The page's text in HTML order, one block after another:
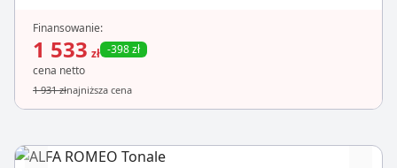
Finansowanie:
1 533 zł -398 zł
cena netto
1 931 złnajniższa cena